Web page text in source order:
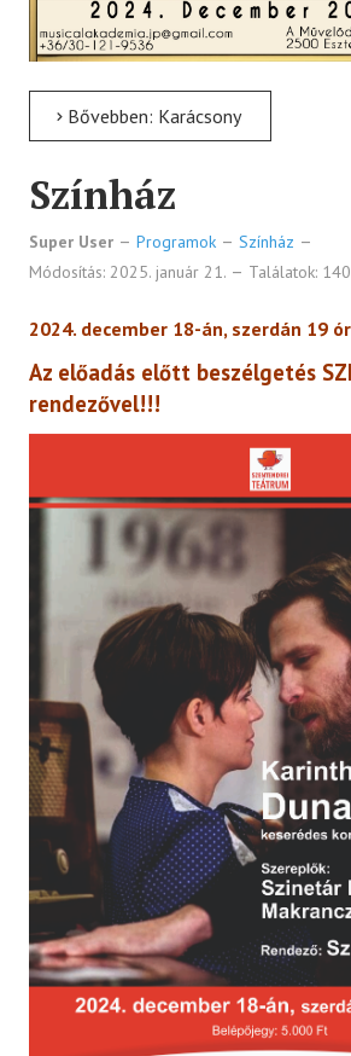
Bővebben: Karácsony
Színház
Super User Programok
Színház
Módosítás: 2025. január 21.
Találatok:
2024. december 18-án, szerdán 19
Az előadás előtt beszélgetés
rendezővel!!!